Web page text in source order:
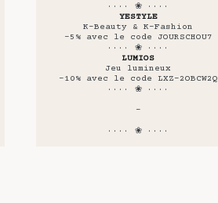
···· ❀ ····
YESTYLE
K-Beauty & K-Fashion
-5% avec le code JOURSCHOU7
···· ❀ ····
LUMIOS
Jeu lumineux
-10% avec le code LXZ-2OBCW2Q
···· ❀ ····
-
···· ❀ ····